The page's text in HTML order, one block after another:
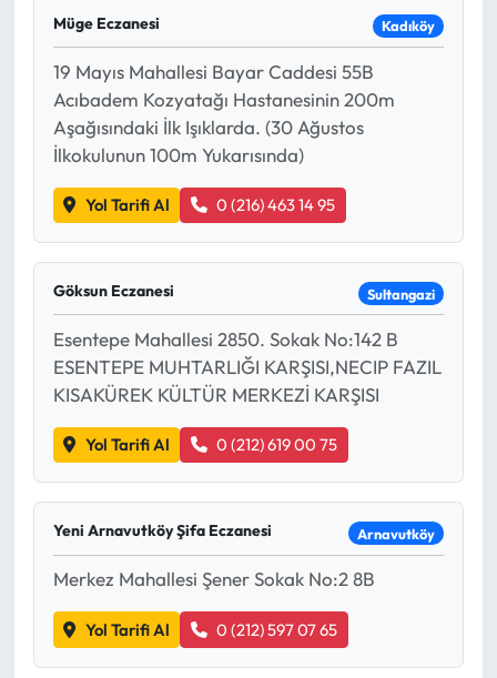
Müge Eczanesi Kadıköy
19 Mayıs Mahallesi Bayar Caddesi 55B
Acıbadem Kozyatağı Hastanesinin 200m
Aşağısındaki İlk Işıklarda. (30 Ağustos
İlkokulunun 100m Yukarısında)
Yol Tarifi Al 0 (216) 463 14 95
Göksun Eczanesi Sultangazi
Esentepe Mahallesi 2850. Sokak No:142 B
ESENTEPE MUHTARLIĞI KARŞISI,NECIP FAZIL
KISAKÜREK KÜLTÜR MERKEZİ KARŞISI
Yol Tarifi Al 0 (212) 619 00 75
Yeni Arnavutköy Şifa Eczanesi Arnavutköy
Merkez Mahallesi Şener Sokak No:2 8B
Yol Tarifi Al 0 (212) 597 07 65